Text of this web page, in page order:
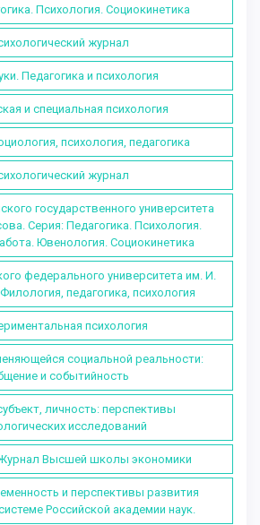
Психология. Социокинетика
журнал
Педагогика и психология
и специальная психология
психология, педагогика
журнал
государственного университета
Серия: Педагогика. Психология.
Ювенология. Социокинетика
федерального университета им. И.
педагогика, психология
психология
социальной реальности:
и событийность
личность: перспективы
исследований
Высшей школы экономики
и перспективы развития
Российской академии наук.